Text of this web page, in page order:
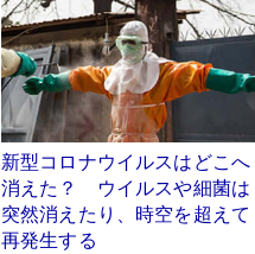
新型コロナウイルスはどこへ
消えた？ ウイルスや細菌は
突然消えたり、時空を超えて
再発生する